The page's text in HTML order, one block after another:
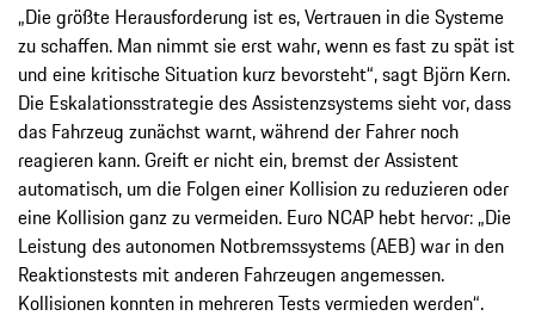
„Die größte Herausforderung ist es, Vertrauen in die Systeme
zu schaffen. Man nimmt sie erst wahr, wenn es fast zu spät ist
und eine kritische Situation kurz bevorsteht“, sagt Björn Kern.
Die Eskalationsstrategie des Assistenzsystems sieht vor, dass
das Fahrzeug zunächst warnt, während der Fahrer noch
reagieren kann. Greift er nicht ein, bremst der Assistent
automatisch, um die Folgen einer Kollision zu reduzieren oder
eine Kollision ganz zu vermeiden. Euro NCAP hebt hervor: „Die
Leistung des autonomen Notbremssystems (AEB) war in den
Reaktionstests mit anderen Fahrzeugen angemessen.
Kollisionen konnten in mehreren Tests vermieden werden“.